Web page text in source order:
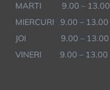
MARTI 9.00 – 13.00
MIERCURI 9.00 – 13.00
JOI 9.00 – 13.00
VINERI 9.00 – 13.00